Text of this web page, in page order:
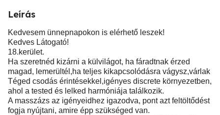
Leírás
Kedvesem ünnepnapokon is elérhető leszek!
Kedves Látogató!
18.kerület.
Ha szeretnéd kizárni a külvilágot, ha fáradtnak érzed
magad, lemerültél,ha teljes kikapcsolódásra vágysz,várlak
Téged csodás érintésekkel,igényes discrete környezetben,
ahol a tested és lelked harmóniája találkozik.
A masszázs az igényeidhez igazodva, pont azt feltöltődést
fogja nyújtani, amire épp szükséged van.